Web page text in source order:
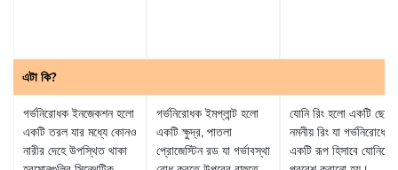
এটা কি?
গর্ভনিরোধক ইনজেকশন হলো
একটি তরল যার মধ্যে কোনও
নারীর দেহে উপস্থিত থাকা
গর্ভনিরোধক ইমপ্লান্ট হলো
একটি ক্ষুদ্র, পাতলা
প্রোজেস্টিন রড যা গর্ভাবস্থা
যোনি রিং হলো একটি ছোট,
নমনীয় রিং যা গর্ভনিরোধের
একটি রূপ হিসাবে যোনিতে